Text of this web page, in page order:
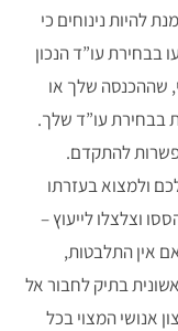
להיות נינוחים כי
בבחירת עו”ד הנכון
שההכנסה שלך או
בבחירת עו”ד שלך.
להתקדם.
ולמצוא בעזרתו
וצלצלו לייעוץ –
אין התלבטות,
בתיק לחבור אל
אנושי המצוי בכל